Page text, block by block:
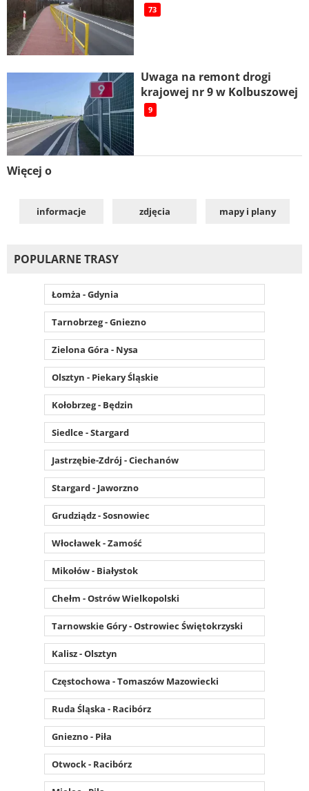
73
Uwaga na remont drogi
krajowej nr 9 w Kolbuszowej
9
Więcej o
informacje zdjęcia mapy i plany
POPULARNE TRASY
Łomża - Gdynia
Tarnobrzeg - Gniezno
Zielona Góra - Nysa
Olsztyn - Piekary Śląskie
Kołobrzeg - Będzin
Siedlce - Stargard
Jastrzębie-Zdrój - Ciechanów
Stargard - Jaworzno
Grudziądz - Sosnowiec
Włocławek - Zamość
Mikołów - Białystok
Chełm - Ostrów Wielkopolski
Tarnowskie Góry - Ostrowiec Świętokrzyski
Kalisz - Olsztyn
Częstochowa - Tomaszów Mazowiecki
Ruda Śląska - Racibórz
Gniezno - Piła
Otwock - Racibórz